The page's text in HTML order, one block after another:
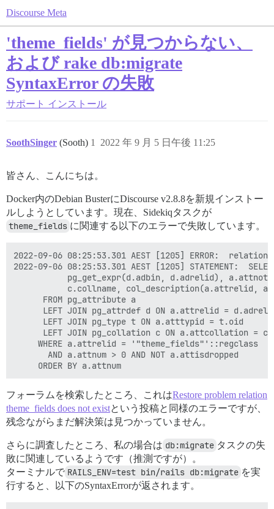
Discourse Meta
'theme_fields' が見つからない、
および rake db:migrate
SyntaxError の失敗
サポート インストール
SoothSinger (Sooth) 2022 年 9 月 5 日午後 11:25
1
皆さん、こんにちは。
Docker内のDebian BusterにDiscourse v2.8.8を新規インストー
ルしようとしています。現在、Sidekiqタスクが
theme_fields に関連する以下のエラーで失敗しています。
2022-09-06 08:25:53.301 AEST [1205] ERROR:
2022-09-06 08:25:53.301 AEST [1205] STATEMENT:
フォーラムを検索したところ、これはRestore problem relation
theme_fields does not existという投稿と同様のエラーですが、
残念ながらまだ解決策は見つかっていません。
さらに調査したところ、私の場合は db:migrate タスクの失
敗に関連しているようです（推測ですが）。
ターミナルで RAILS_ENV=test bin/rails db:migrate を実
行すると、以下のSyntaxErrorが返されます。